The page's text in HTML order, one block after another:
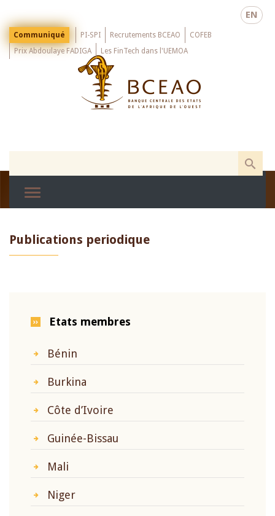
main
EN
Menu
Top
Communiqué PI-SPI Recrutements BCEAO
COFEB
Prix Abdoulaye FADIGA
Les FinTech dans l'UEMOA
Publications periodique
Etats membres
Bénin
Burkina
Côte d’Ivoire
Guinée-Bissau
Mali
Niger